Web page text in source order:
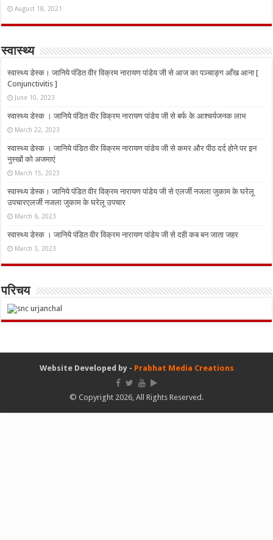
August 18, 2021
स्वास्थ्य
स्वास्थ्य डेस्क। जानिये पंडित वीर विक्रम नारायण पांडेय जी से आज का पञ्चाङ्ग आँख आना [
Conjunctivitis ]
June 10, 2023
स्वास्थ्य डेस्क । जानिये पंडित वीर विक्रम नारायण पांडेय जी से बर्फ के आश्चर्यजनक लाभ
March 22, 2023
स्वास्थ्य डेस्क । जानिये पंडित वीर विक्रम नारायण पांडेय जी से कमर और पीठ दर्द होने पर इन
नुस्‍खों को अजमाएं
March 15, 2023
स्वास्थ्य डेस्क। जानिये पंडित वीर विक्रम नारायण पांडेय जी से एलर्जी नजला जुकाम के घरेलू
उपचारएलर्जी नजला जुकाम के घरेलू उपचार
March 6, 2023
स्वास्थ्य डेस्क । जानिये पंडित वीर विक्रम नारायण पांडेय जी से दही कब बन जाता जहर
March 3, 2023
परिचय
Website Developed by - Prabhat Media Creations
© Copyright 2026, All Rights Reserved.